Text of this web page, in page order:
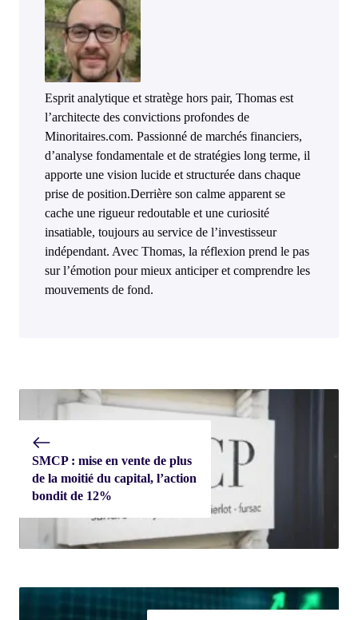
Esprit analytique et stratège hors pair, Thomas est
l’architecte des convictions profondes de
Minoritaires.com. Passionné de marchés financiers,
d’analyse fondamentale et de stratégies long terme, il
apporte une vision lucide et structurée dans chaque
prise de position.Derrière son calme apparent se
cache une rigueur redoutable et une curiosité
insatiable, toujours au service de l’investisseur
indépendant. Avec Thomas, la réflexion prend le pas
sur l’émotion pour mieux anticiper et comprendre les
mouvements de fond.
SMCP : mise en vente de plus
de la moitié du capital, l’action
bondit de 12%